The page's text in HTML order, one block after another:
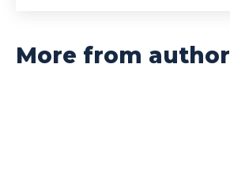
More from author